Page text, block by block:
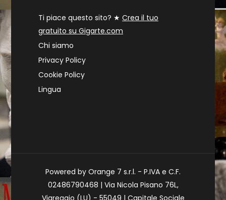
Ti piace questo sito? ★ Crea il tuo
gratuito su Gigarte.com
Chi siamo
Privacy Policy
Cookie Policy
Lingua
Powered by Orange 7 s.r.l. - P.IVA e C.F.
02486790468 | Via Nicola Pisano 76L,